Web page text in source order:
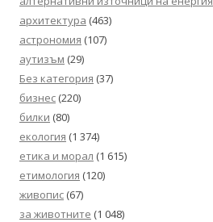
архитектура (463)
астрономия (107)
аутизъм (29)
Без категория (37)
бизнес (220)
билки (80)
екология (1 374)
етика и морал (1 615)
етимология (120)
живопис (67)
за животните (1 048)